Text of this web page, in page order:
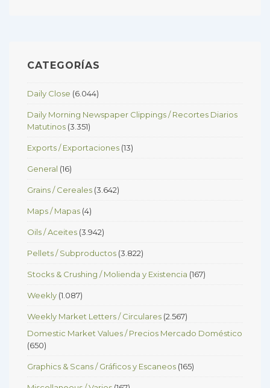
CATEGORÍAS
Daily Close (6.044)
Daily Morning Newspaper Clippings / Recortes Diarios
Matutinos (3.351)
Exports / Exportaciones (13)
General (16)
Grains / Cereales (3.642)
Maps / Mapas (4)
Oils / Aceites (3.942)
Pellets / Subproductos (3.822)
Stocks & Crushing / Molienda y Existencia (167)
Weekly (1.087)
Weekly Market Letters / Circulares (2.567)
Domestic Market Values / Precios Mercado Doméstico
(650)
Graphics & Scans / Gráficos y Escaneos (165)